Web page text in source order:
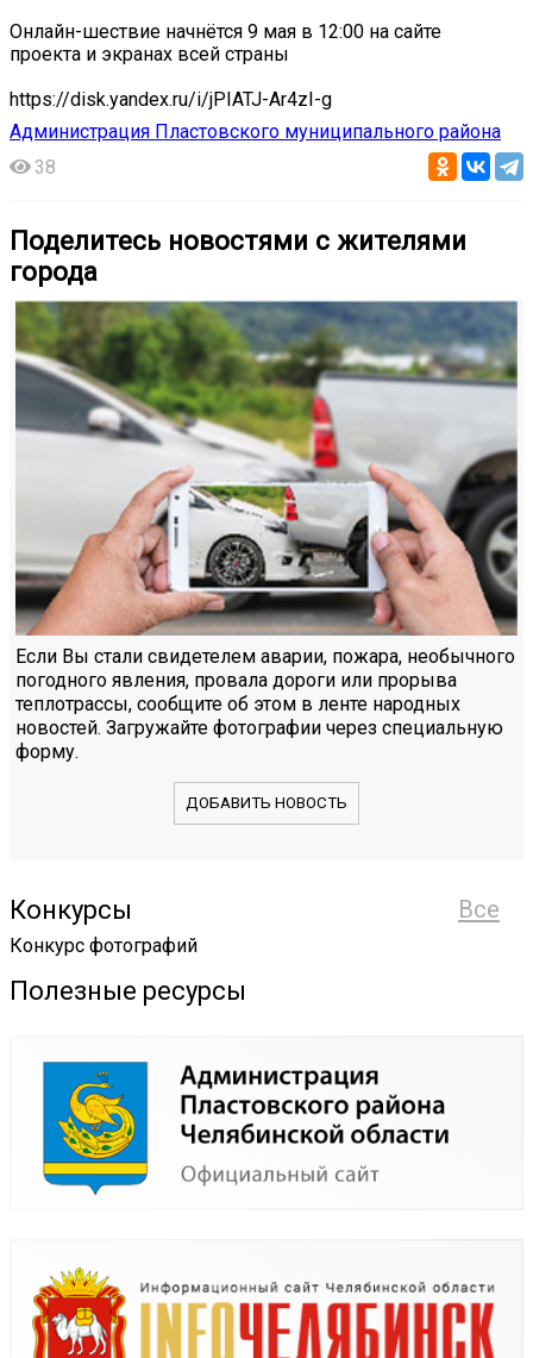
Онлайн-шествие начнётся 9 мая в 12:00 на сайте
проекта и экранах всей страны
https://disk.yandex.ru/i/jPIATJ-Ar4zI-g
Администрация Пластовского муниципального района
38
Поделитесь новостями с жителями
города
Если Вы стали свидетелем аварии, пожара, необычного
погодного явления, провала дороги или прорыва
теплотрассы, сообщите об этом в ленте народных
новостей. Загружайте фотографии через специальную
форму.
ДОБАВИТЬ НОВОСТЬ
Все
Конкурсы
Конкурс фотографий
Полезные ресурсы